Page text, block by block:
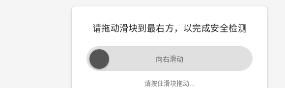
请拖动滑块到最右方，以完成安全检测
向右滑动
请按住滑块拖动...